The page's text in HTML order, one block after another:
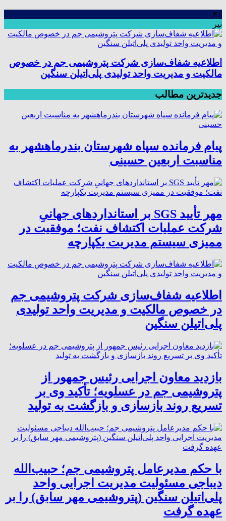
۳۰
تیر
اطلاعیه شفاف‌سازی شرکت پتروشیمی جم در خصوص
مالکیت و مدیریت واحد تولیدی پلی‌اتیلن سنگین
جدیدترین مطالب
پیام فرمانده سپاه شهرستان بندرماهشهر به
مناسبت اربعین حسینی
مهر تأیید SGS بر استانداردهای جهانیِ
شرکت عملیات اکتشاف نفت؛ موفقیت در
ممیزی سیستم مدیریت یکپارچه
اطلاعیه شفاف‌سازی شرکت پتروشیمی جم
در خصوص مالکیت و مدیریت واحد تولیدی
پلی‌اتیلن سنگین
بازدید معاون اجرایی رئیس جمهور از
پتروشیمی جم در عسلویه؛ تأکید وی بر
تسریع روند بازسازی و بازگشت به تولید
با حکم مدیرعامل پتروشیمی جم؛ حبیب‌الله
دیباجی مسئولیت مدیریت اجرایی واحد
پلی‌اتیلن سنگین (پتروشیمی مهر سابق) را بر
عهده گرفت